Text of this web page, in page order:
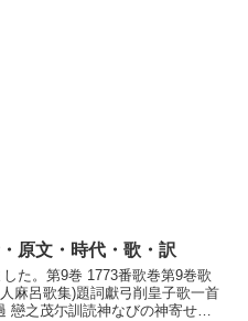
原文・時代・歌・訳
た。第9巻 1773番歌巻第9巻歌
麻呂歌集)題詞獻弓削皇子歌一首
戀之茂尓訓読神なびの神寄せ板